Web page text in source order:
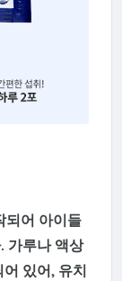
되어 아이들
가루나 액상
있어, 유치